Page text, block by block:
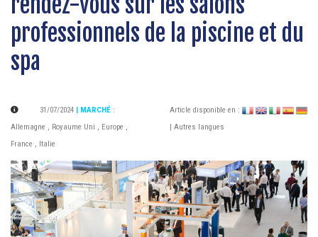
professionnels de la piscine et du
spa
31/07/2024 | MARCHÉ :
Allemagne , Royaume Uni , Europe ,
France , Italie
Article disponible en :
| Autres langues